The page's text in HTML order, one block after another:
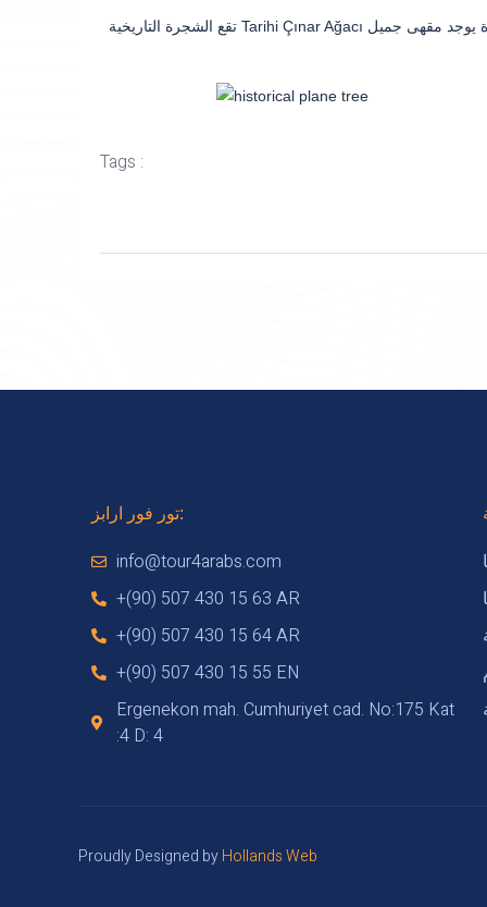
تقع الشجرة التاريخية Tarihi Çınar Ağacı في بداية جبل أولوداغ ، وهي شجرة عمرها 600 عام. إنه رمز لمدينة بورصة. تحت الشجرة يوجد مقهى جميل
Tags :
تور فور ارابز:
info@tour4arabs.com
+(90) 507 430 15 63 AR
+(90) 507 430 15 64 AR
+(90) 507 430 15 55 EN
Ergenekon mah. Cumhuriyet cad. No:175 Kat
:4 D: 4
Proudly Designed byHollands Web